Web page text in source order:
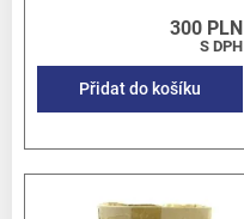
300 PLN
S DPH
Přidat do košíku